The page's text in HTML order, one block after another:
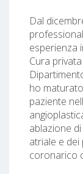
Dal
esperienza
Cura
ho
paziente
ablazione
atriale e
coronarico